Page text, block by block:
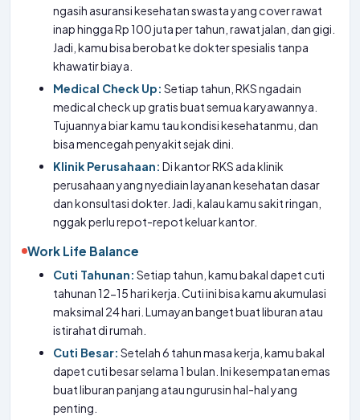
ngasih asuransi kesehatan swasta yang cover rawat
inap hingga Rp 100 juta per tahun, rawat jalan, dan gigi.
Jadi, kamu bisa berobat ke dokter spesialis tanpa
khawatir biaya.
Medical Check Up: Setiap tahun, RKS ngadain
medical check up gratis buat semua karyawannya.
Tujuannya biar kamu tau kondisi kesehatanmu, dan
bisa mencegah penyakit sejak dini.
Klinik Perusahaan: Di kantor RKS ada klinik
perusahaan yang nyediain layanan kesehatan dasar
dan konsultasi dokter. Jadi, kalau kamu sakit ringan,
nggak perlu repot-repot keluar kantor.
Work Life Balance
Cuti Tahunan: Setiap tahun, kamu bakal dapet cuti
tahunan 12-15 hari kerja. Cuti ini bisa kamu akumulasi
maksimal 24 hari. Lumayan banget buat liburan atau
istirahat di rumah.
Cuti Besar: Setelah 6 tahun masa kerja, kamu bakal
dapet cuti besar selama 1 bulan. Ini kesempatan emas
buat liburan panjang atau ngurusin hal-hal yang
penting.